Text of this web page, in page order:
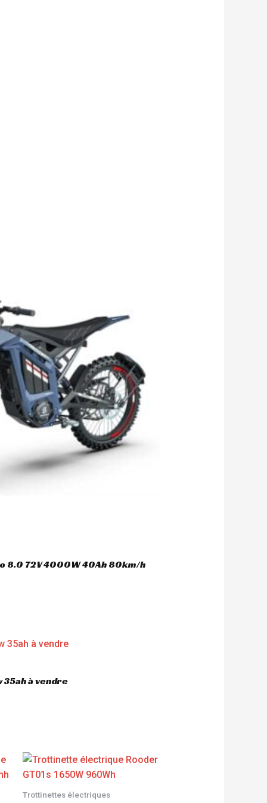
8.0 72V 4000W 40Ah 80km/h
à vendre
Trottinettes électriques